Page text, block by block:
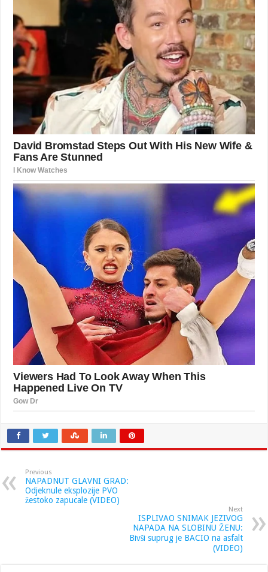
Previous
NAPADNUT GLAVNI GRAD:
Odjeknule eksplozije PVO
žestoko zapucale (VIDEO)
Next
ISPLIVAO SNIMAK JEZIVOG
NAPADA NA SLOBINU ŽENU:
Bivši suprug je BACIO na asfalt
(VIDEO)